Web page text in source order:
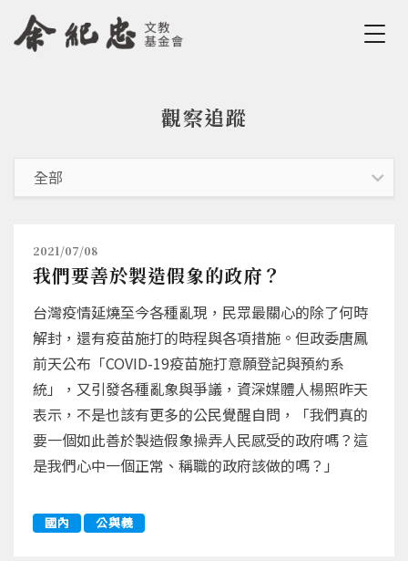
Jump to Navigation
Jump to Main content
觀察追蹤
2021/07/08
我們要善於製造假象的政府？
台灣疫情延燒至今各種亂現，民眾最關心的除了何時
解封，還有疫苗施打的時程與各項措施。但政委唐鳳
前天公布「COVID-19疫苗施打意願登記與預約系
統」，又引發各種亂象與爭議，資深媒體人楊照昨天
表示，不是也該有更多的公民覺醒自問，「我們真的
要一個如此善於製造假象操弄人民感受的政府嗎？這
是我們心中一個正常、稱職的政府該做的嗎？」
國內 公與義